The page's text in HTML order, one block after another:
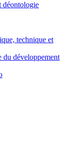
déontologie
technique et
du développement